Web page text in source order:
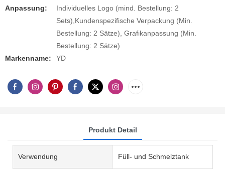
Anpassung:
Individuelles Logo (mind. Bestellung: 2
Sets),Kundenspezifische Verpackung (Min.
Bestellung: 2 Sätze), Grafikanpassung (Min.
Bestellung: 2 Sätze)
Markenname:
YD
Produkt Detail
Verwendung Füll- und Schmelztank